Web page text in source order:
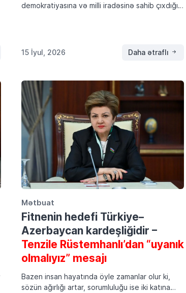
demokratiyasına və milli iradəsinə sahib çıxdığı,
[…]
15 İyul, 2026 Daha ətraflı
Mətbuat
Fitnenin hedefi Türkiye–
Azerbaycan kardeşliğidir –
Tenzile Rüstemhanlı’dan “uyanık
olmalıyız” mesajı
Bazen insan hayatında öyle zamanlar olur ki,
sözün ağırlığı artar, sorumluluğu ise iki katına